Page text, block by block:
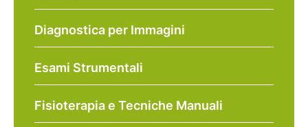
Diagnostica per Immagini
Esami Strumentali
Fisioterapia e Tecniche Manuali